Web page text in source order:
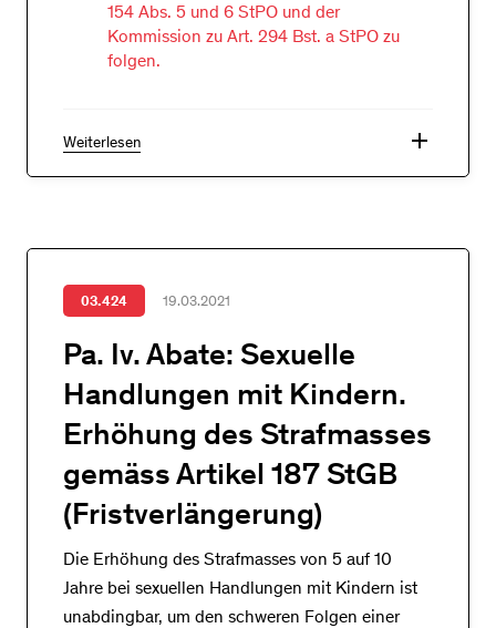
154 Abs. 5 und 6 StPO und der
Kommission zu Art. 294 Bst. a StPO zu
folgen.
Weiterlesen add
03.424 19.03.2021
Pa. Iv. Abate: Sexuelle
Handlungen mit Kindern.
Erhöhung des Strafmasses
gemäss Artikel 187 StGB
(Fristverlängerung)
Die Erhöhung des Strafmasses von 5 auf 10
Jahre bei sexuellen Handlungen mit Kindern ist
unabdingbar, um den schweren Folgen einer